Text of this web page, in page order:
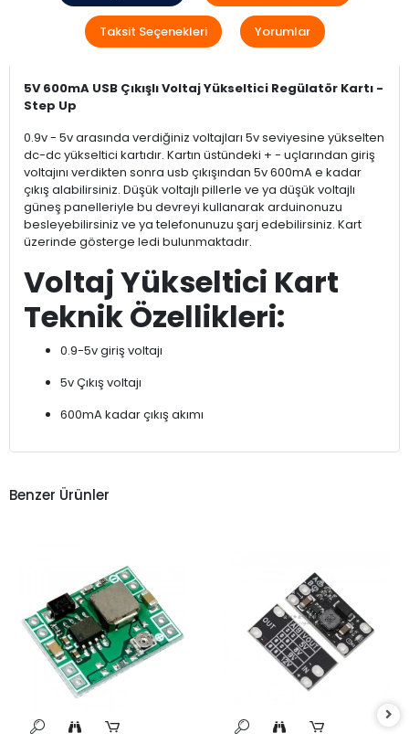
Taksit Seçenekleri Yorumlar
5V 600mA USB Çıkışlı Voltaj Yükseltici Regülatör Kartı -
Step Up
0.9v - 5v arasında verdiğiniz voltajları 5v seviyesine yükselten
dc-dc yükseltici kartıdır. Kartın üstündeki + - uçlarından giriş
voltajını verdikten sonra usb çıkışından 5v 600mA e kadar
çıkış alabilirsiniz. Düşük voltajlı pillerle ve ya düşük voltajlı
güneş panelleriyle bu devreyi kullanarak arduinonuzu
besleyebilirsiniz ve ya telefonunuzu şarj edebilirsiniz. Kart
üzerinde gösterge ledi bulunmaktadır.
Voltaj Yükseltici Kart
Teknik Özellikleri:
0.9-5v giriş voltajı
5v Çıkış voltajı
600mA kadar çıkış akımı
Benzer Ürünler